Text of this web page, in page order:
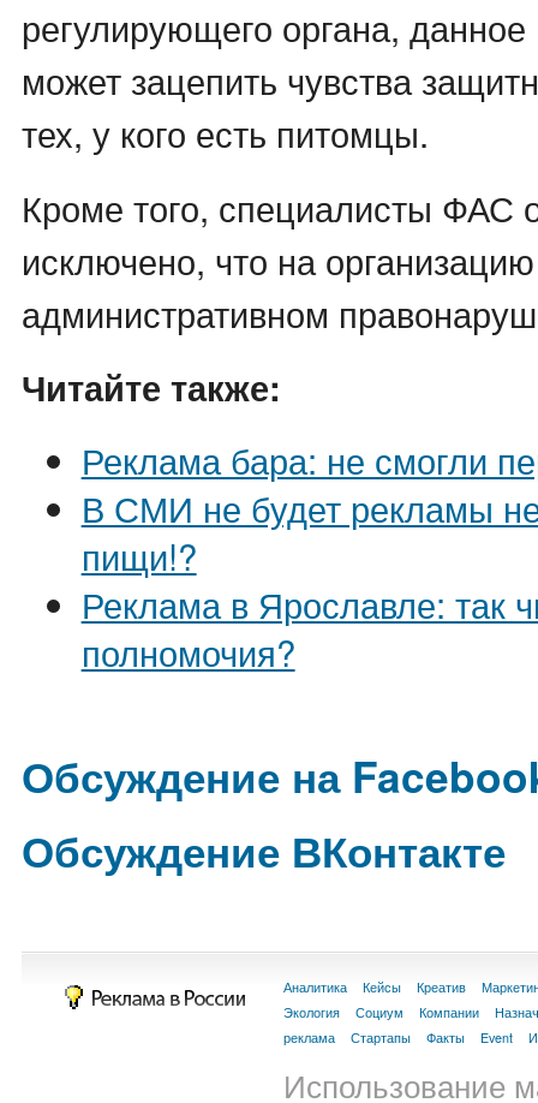
регулирующего органа,
может зацепить чувства
тех, у кого есть питомцы.
Кроме того, специалисты ФАС
исключено, что на
административном
Читайте также:
Реклама бара: не смогли
В СМИ не будет рекламы
пищи!?
Реклама в Ярославле: так
полномочия?
Обсуждение на
Обсуждение ВКонтакте
Аналитика Кейсы Креатив
Экология
Социум Компании
реклама
Стартапы Факты Event
Использование